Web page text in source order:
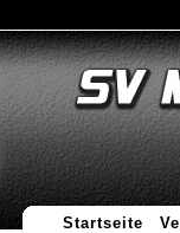
Startseite